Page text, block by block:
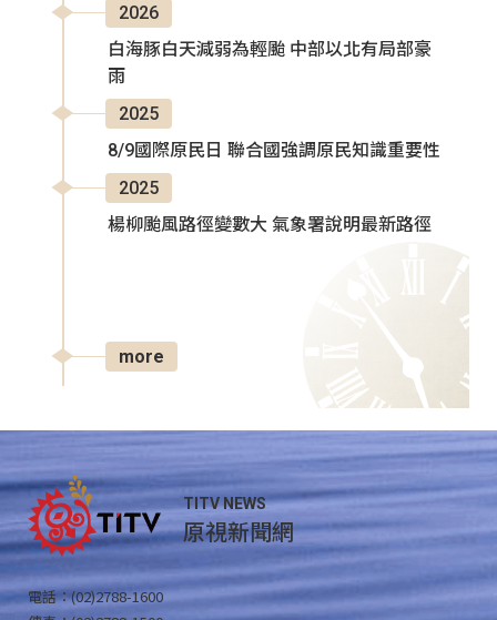
2026
白海豚白天減弱為輕颱 中部以北有局部豪
雨
2025
8/9國際原民日 聯合國強調原民知識重要性
2025
楊柳颱風路徑變數大 氣象署說明最新路徑
more
TITV NEWS
原視新聞網
電話：(02)2788-1600